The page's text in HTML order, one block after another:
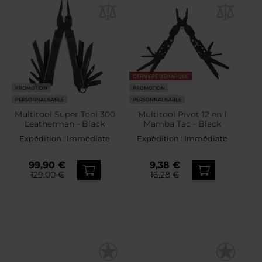
PROMOTION
PERSONNALISABLE
Multitool Super Tool 300
Leatherman - Black
Expédition : Immédiate
99,90 €
129,00 €
DERNIÈRE DÉMARQUE
PROMOTION
PERSONNALISABLE
Multitool Pivot 12 en 1
Mamba Tac - Black
Expédition : Immédiate
9,38 €
16,28 €